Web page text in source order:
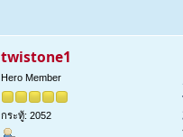
twistone1
Hero Member
กระทู้: 2052